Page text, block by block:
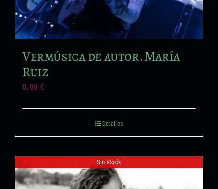
Formación no reglada
Proyectos audiovisuales
Vermúsica de autor. María
Ruiz
0,00 €
Detalles
Sin stock